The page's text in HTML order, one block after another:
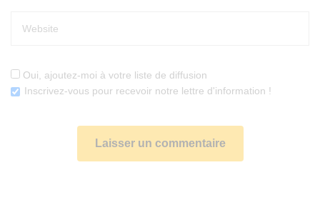
Oui, ajoutez-moi à votre liste de diffusion
Inscrivez-vous pour recevoir notre lettre d'information !